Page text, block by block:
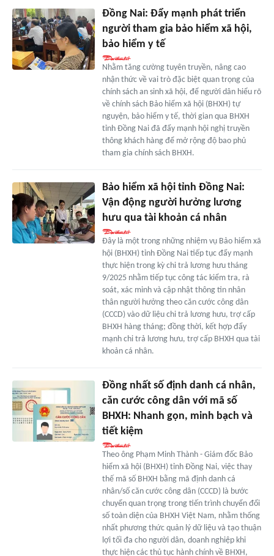
Đồng Nai: Đẩy mạnh phát triển
người tham gia bảo hiểm xã hội,
bảo hiểm y tế
Nhằm tăng cường tuyên truyền, nâng cao
nhận thức về vai trò đặc biệt quan trọng của
chính sách an sinh xã hội, để người dân hiểu rõ
về chính sách Bảo hiểm xã hội (BHXH) tự
nguyện, bảo hiểm y tế, thời gian qua BHXH
tỉnh Đồng Nai đã đẩy mạnh hội nghị truyền
thông khách hàng để mở rộng độ bao phủ
tham gia chính sách BHXH.
Bảo hiểm xã hội tỉnh Đồng Nai:
Vận động người hưởng lương
hưu qua tài khoản cá nhân
Đây là một trong những nhiệm vụ Bảo hiểm xã
hội (BHXH) tỉnh Đồng Nai tiếp tục đẩy mạnh
thực hiện trong kỳ chi trả lương hưu tháng
9/2025 nhằm tiếp tục công tác kiểm tra, rà
soát, xác minh và cập nhật thông tin nhân
thân người hưởng theo căn cước công dân
(CCCD) vào dữ liệu chi trả lương hưu, trợ cấp
BHXH hàng tháng; đồng thời, kết hợp đẩy
mạnh chi trả lương hưu, trợ cấp BHXH qua tài
khoản cá nhân.
Đồng nhất số định danh cá nhân,
căn cước công dân với mã số
BHXH: Nhanh gọn, minh bạch và
tiết kiệm
Theo ông Phạm Minh Thành - Giám đốc Bảo
hiểm xã hội (BHXH) tỉnh Đồng Nai, việc thay
thế mã số BHXH bằng mã định danh cá
nhân/số căn cước công dân (CCCD) là bước
chuyển quan trọng trong tiến trình chuyển đổi
số toàn diện của BHXH Việt Nam, nhằm thống
nhất phương thức quản lý dữ liệu và tạo thuận
lợi tối đa cho người dân, doanh nghiệp khi
thực hiện các thủ tục hành chính về BHXH,